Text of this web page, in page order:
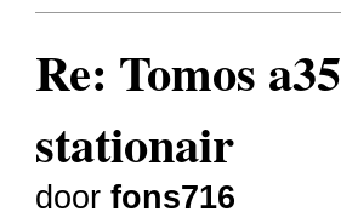
Re: Tomos
stationair
doorfons716